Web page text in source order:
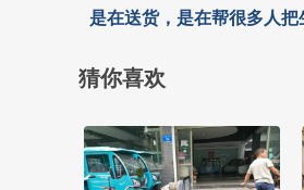
是在送货，是在帮很多人把
猜你喜欢